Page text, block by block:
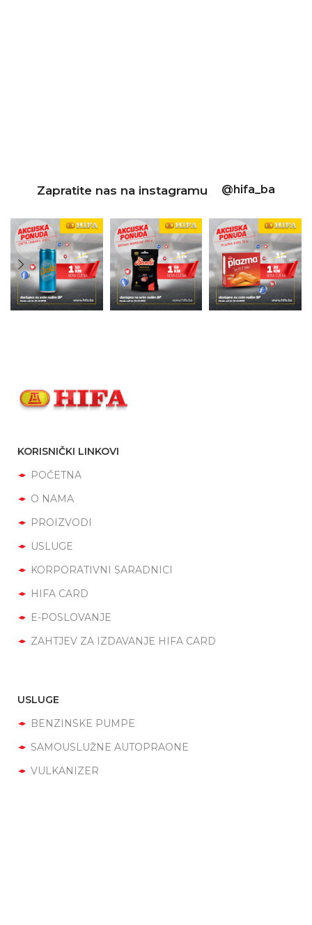
Zapratite nas na instagramu @hifa_ba
KORISNIČKI LINKOVI
POČETNA
O NAMA
PROIZVODI
USLUGE
KORPORATIVNI SARADNICI
HIFA CARD
E-POSLOVANJE
ZAHTJEV ZA IZDAVANJE HIFA CARD
USLUGE
BENZINSKE PUMPE
SAMOUSLUŽNE AUTOPRAONE
VULKANIZER